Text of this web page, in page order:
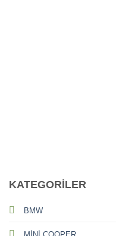
KATEGORİLER
BMW